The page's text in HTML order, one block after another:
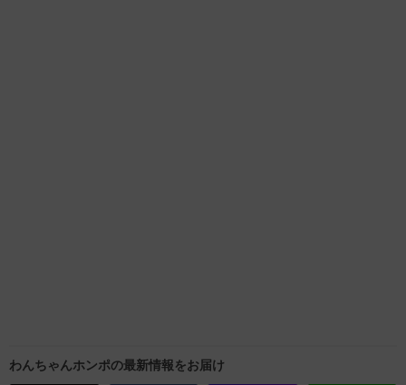
わんちゃんホンポの最新情報をお届け